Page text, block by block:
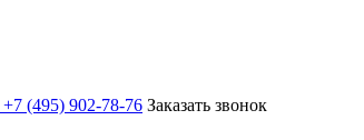
+7 (495) 902-78-76 Заказать звонок